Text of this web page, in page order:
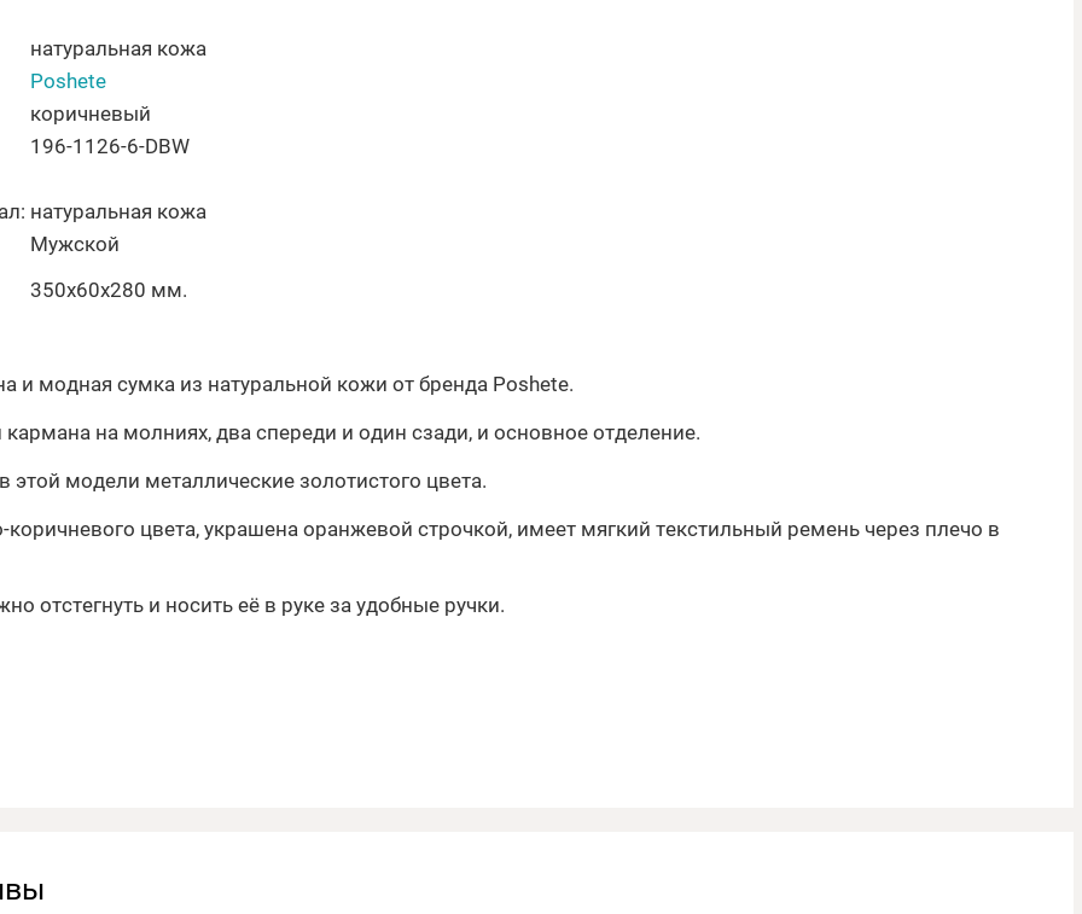
натуральная кожа
Poshete
коричневый
196-1126-6-DBW
натуральная кожа
Мужской
350х60х280 мм.
и модная сумка из натуральной кожи от бренда Poshete.
на молниях, два спереди и один сзади, и основное отделение.
этой модели металлические золотистого цвета.
цвета, украшена оранжевой строчкой, имеет мягкий текстильный ремень через плечо в
отстегнуть и носить её в руке за удобные ручки.